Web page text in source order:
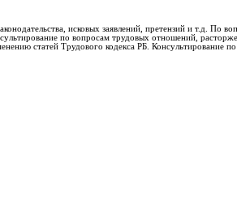
исковых заявлений, претензий и т.д. По
по вопросам трудовых отношений,
статей Трудового кодекса РБ. Консультирование